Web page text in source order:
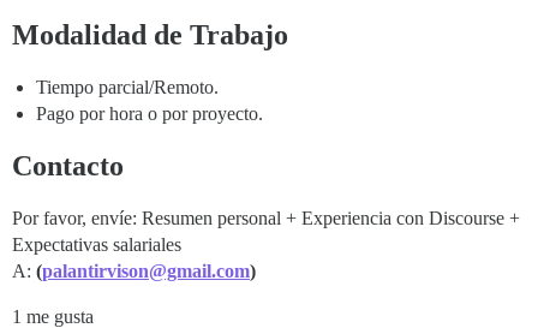
Modalidad de Trabajo
Tiempo parcial/Remoto.
Pago por hora o por proyecto.
Contacto
Por favor, envíe: Resumen personal + Experiencia con Discourse +
Expectativas salariales
A: (palantirvison@gmail.com)
1 me gusta